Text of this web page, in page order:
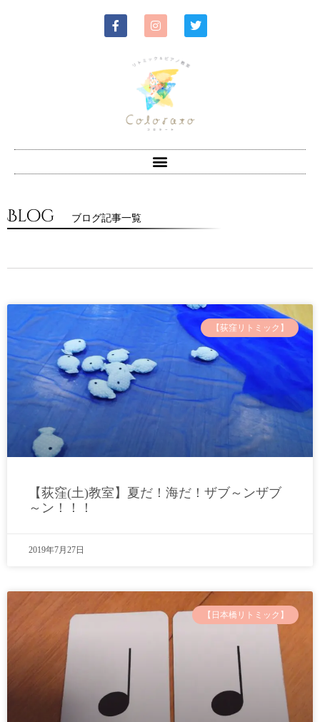
Blog ブログ記事一覧
【荻窪リトミック】
【荻窪(土)教室】夏だ！海だ！ザブ～ンザブ
～ン！！！
2019年7月27日
【日本橋リトミック】